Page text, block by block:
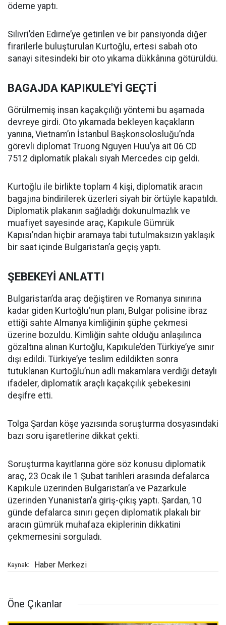
ödeme yaptı.
Silivri’den Edirne’ye getirilen ve bir pansiyonda diğer
firarilerle buluşturulan Kurtoğlu, ertesi sabah oto
sanayi sitesindeki bir oto yıkama dükkânına götürüldü.
BAGAJDA KAPIKULE'Yİ GEÇTİ
Görülmemiş insan kaçakçılığı yöntemi bu aşamada
devreye girdi. Oto yıkamada bekleyen kaçakların
yanına, Vietnam’ın İstanbul Başkonsolosluğu’nda
görevli diplomat Truong Nguyen Huu’ya ait 06 CD
7512 diplomatik plakalı siyah Mercedes cip geldi.
Kurtoğlu ile birlikte toplam 4 kişi, diplomatik aracın
bagajına bindirilerek üzerleri siyah bir örtüyle kapatıldı.
Diplomatik plakanın sağladığı dokunulmazlık ve
muafiyet sayesinde araç, Kapıkule Gümrük
Kapısı’ndan hiçbir aramaya tabi tutulmaksızın yaklaşık
bir saat içinde Bulgaristan’a geçiş yaptı.
ŞEBEKEYİ ANLATTI
Bulgaristan’da araç değiştiren ve Romanya sınırına
kadar giden Kurtoğlu’nun planı, Bulgar polisine ibraz
ettiği sahte Almanya kimliğinin şüphe çekmesi
üzerine bozuldu. Kimliğin sahte olduğu anlaşılınca
gözaltına alınan Kurtoğlu, Kapıkule’den Türkiye’ye sınır
dışı edildi. Türkiye’ye teslim edildikten sonra
tutuklanan Kurtoğlu’nun adli makamlara verdiği detaylı
ifadeler, diplomatik araçlı kaçakçılık şebekesini
deşifre etti.
Tolga Şardan köşe yazısında soruşturma dosyasındaki
bazı soru işaretlerine dikkat çekti.
Soruşturma kayıtlarına göre söz konusu diplomatik
araç, 23 Ocak ile 1 Şubat tarihleri arasında defalarca
Kapıkule üzerinden Bulgaristan’a ve Pazarkule
üzerinden Yunanistan’a giriş-çıkış yaptı. Şardan, 10
günde defalarca sınırı geçen diplomatik plakalı bir
aracın gümrük muhafaza ekiplerinin dikkatini
çekmemesini sorguladı.
Kaynak: Haber Merkezi
Öne Çıkanlar